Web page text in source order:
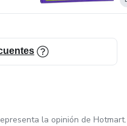
la opinión de Hotmart.